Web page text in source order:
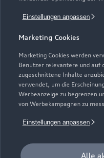
Einstellungen anpassen
Marketing Cookies
Marketing Cookies werden
Benutzer relevantere und auf
zugeschnittene Inhalte
verwendet, um die
Werbeanzeige zu begrenzen
von Werbekampagnen zu
Einstellungen anpassen
Alle
Plug-in-Hybride
Geschäftskunden
Audi Services
Garantie
Audi digital services
myAudi
Audi Code
Häufige Fragen (FAQ)
Audi Online Beratung
Online-Terminvereinbarung
Servicekontakt
Über Audi
Unternehmen
Karriere
Investor Relations
Audi erleben
© 2026 AUDI AG. Alle
Impressum Rechtliches
Cookie-Richtlinie